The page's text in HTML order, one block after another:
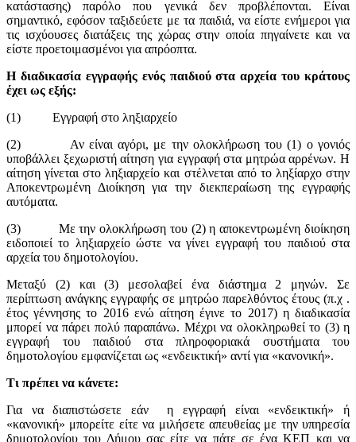
κατάστασης) παρόλο που γενικά δεν προβλέπονται. Είναι
σημαντικό, εφόσον ταξιδεύετε με τα παιδιά, να είστε ενήμεροι για
τις ισχύουσες διατάξεις της χώρας στην οποία πηγαίνετε και να
είστε προετοιμασμένοι για απρόοπτα.
Η διαδικασία εγγραφής ενός παιδιού στα αρχεία του κράτους
έχει ως εξής:
(1) Εγγραφή στο ληξιαρχείο
(2) Αν είναι αγόρι, με την ολοκλήρωση του (1) ο γονιός
υποβάλλει ξεχωριστή αίτηση για εγγραφή στα μητρώα αρρένων. Η
αίτηση γίνεται στο ληξιαρχείο και στέλνεται από το ληξίαρχο στην
Αποκεντρωμένη Διοίκηση για την διεκπεραίωση της εγγραφής
αυτόματα.
(3) Με την ολοκλήρωση του (2) η αποκεντρωμένη διοίκηση
ειδοποιεί το ληξιαρχείο ώστε να γίνει εγγραφή του παιδιού στα
αρχεία του δημοτολογίου.
Μεταξύ (2) και (3) μεσολαβεί ένα διάστημα 2 μηνών. Σε
περίπτωση ανάγκης εγγραφής σε μητρώο παρελθόντος έτους (π.χ .
έτος γέννησης το 2016 ενώ αίτηση έγινε το 2017) η διαδικασία
μπορεί να πάρει πολύ παραπάνω. Μέχρι να ολοκληρωθεί το (3) η
εγγραφή του παιδιού στα πληροφοριακά συστήματα του
δημοτολογίου εμφανίζεται ως «ενδεικτική» αντί για «κανονική».
Τι πρέπει να κάνετε:
Για να διαπιστώσετε εάν η εγγραφή είναι «ενδεικτική» ή
«κανονική» μπορείτε είτε να μιλήσετε απευθείας με την υπηρεσία
δημοτολογίου του Δήμου σας είτε να πάτε σε ένα ΚΕΠ και να